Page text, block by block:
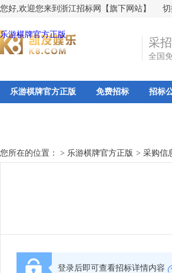
您好,欢迎您来到浙江招标网【旗下网站】 切
乐游棋牌官方正版
采
全国
乐游棋牌官方正版 免费招标 招标
您所在的位置： > 乐游棋牌官方正版 > 采购信
登录后即可查看招标详情内容